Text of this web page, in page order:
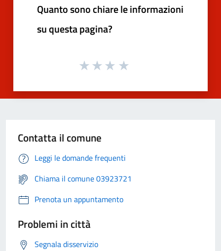
Quanto sono chiare le informazioni
su questa pagina?
Contatta il comune
Leggi le domande frequenti
Chiama il comune 03923721
Prenota un appuntamento
Problemi in città
Segnala disservizio